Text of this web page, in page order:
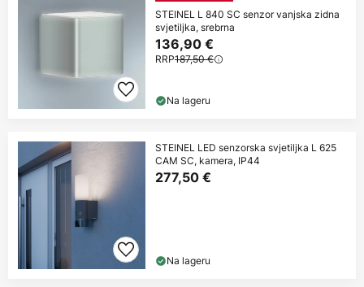
STEINEL L 840 SC senzor vanjska zidna
svjetiljka, srebrna
136,90 €
RRP187,50 €
Na lageru
STEINEL LED senzorska svjetiljka L 625
CAM SC, kamera, IP44
277,50 €
Na lageru